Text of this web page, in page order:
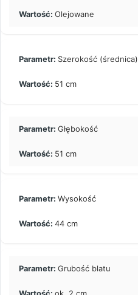
Olejowane
Szerokość (średnica)
51 cm
Głębokość
51 cm
Wysokość
44 cm
Grubość blatu